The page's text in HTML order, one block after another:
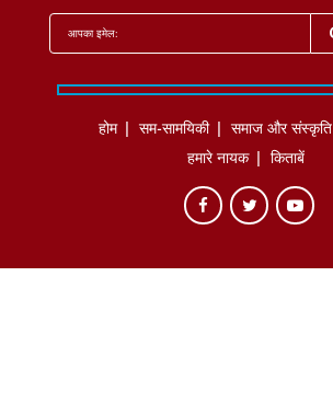
होम सम-सामयिकी समाज और संस्कृति
हमारे नायक
किताबें